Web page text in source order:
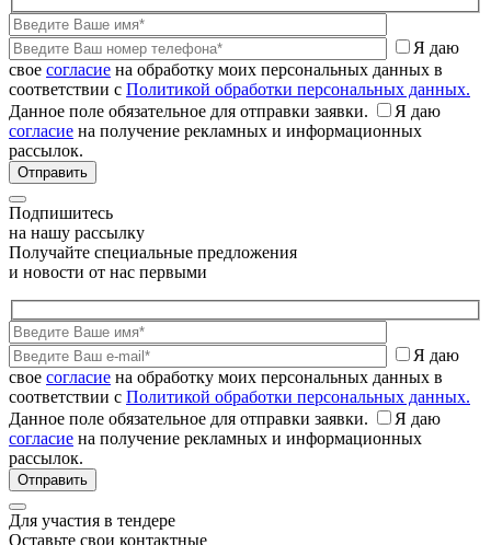
Я даю
свое согласие на обработку моих персональных данных в
соответствии с Политикой обработки персональных данных.
Данное поле обязательное для отправки заявки.
Я даю
согласие на получение рекламных и информационных
рассылок.
Подпишитесь
на нашу рассылку
Получайте специальные предложения
и новости от нас первыми
Я даю
свое согласие на обработку моих персональных данных в
соответствии с Политикой обработки персональных данных.
Данное поле обязательное для отправки заявки.
Я даю
согласие на получение рекламных и информационных
рассылок.
Для участия в тендере
Оставьте свои контактные